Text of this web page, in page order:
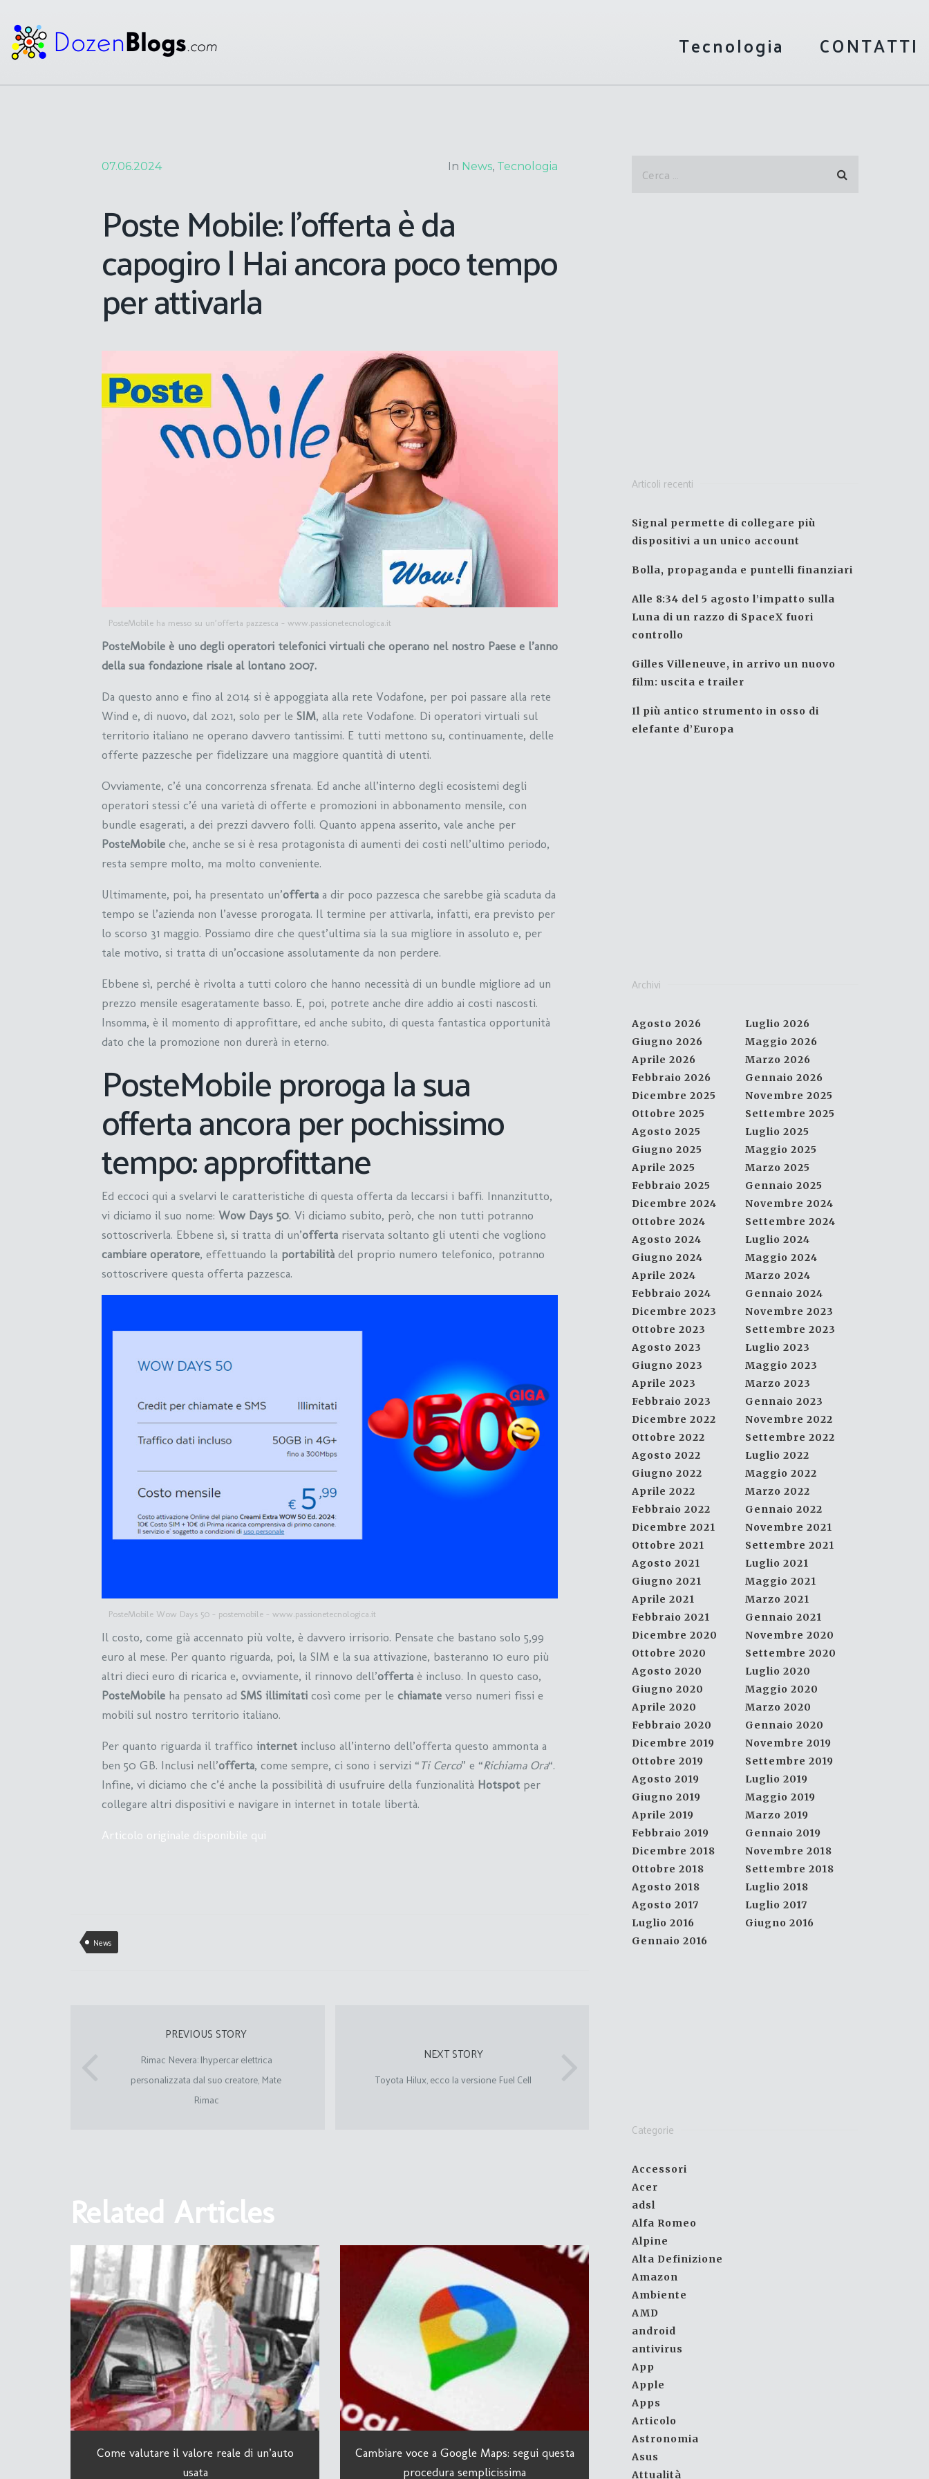
Tecnologia CONTATTI
07.06.2024 In News, Tecnologia
Poste Mobile: l’offerta è da
capogiro | Hai ancora poco tempo
per attivarla
PosteMobile ha messo su un’offerta pazzesca – www.passionetecnologica.it
PosteMobile è uno degli operatori telefonici virtuali che operano nel nostro Paese e l’anno
della sua fondazione risale al lontano 2007.
Da questo anno e fino al 2014 si è appoggiata alla rete Vodafone, per poi passare alla rete
Wind e, di nuovo, dal 2021, solo per le SIM, alla rete Vodafone. Di operatori virtuali sul
territorio italiano ne operano davvero tantissimi. E tutti mettono su, continuamente, delle
offerte pazzesche per fidelizzare una maggiore quantità di utenti.
Ovviamente, c’é una concorrenza sfrenata. Ed anche all’interno degli ecosistemi degli
operatori stessi c’é una varietà di offerte e promozioni in abbonamento mensile, con
bundle esagerati, a dei prezzi davvero folli. Quanto appena asserito, vale anche per
PosteMobile che, anche se si è resa protagonista di aumenti dei costi nell’ultimo periodo,
resta sempre molto, ma molto conveniente.
Ultimamente, poi, ha presentato un’offerta a dir poco pazzesca che sarebbe già scaduta da
tempo se l’azienda non l’avesse prorogata. Il termine per attivarla, infatti, era previsto per
lo scorso 31 maggio. Possiamo dire che quest’ultima sia la sua migliore in assoluto e, per
tale motivo, si tratta di un’occasione assolutamente da non perdere.
Ebbene sì, perché è rivolta a tutti coloro che hanno necessità di un bundle migliore ad un
prezzo mensile esageratamente basso. E, poi, potrete anche dire addio ai costi nascosti.
Insomma, è il momento di approfittare, ed anche subito, di questa fantastica opportunità
dato che la promozione non durerà in eterno.
PosteMobile proroga la sua
offerta ancora per pochissimo
tempo: approfittane
Ed eccoci qui a svelarvi le caratteristiche di questa offerta da leccarsi i baffi. Innanzitutto,
vi diciamo il suo nome: Wow Days 50. Vi diciamo subito, però, che non tutti potranno
sottoscriverla. Ebbene sì, si tratta di un’offerta riservata soltanto gli utenti che vogliono
cambiare operatore, effettuando la portabilità del proprio numero telefonico, potranno
sottoscrivere questa offerta pazzesca.
PosteMobile Wow Days 50 – postemobile – www.passionetecnologica.it
Il costo, come già accennato più volte, è davvero irrisorio. Pensate che bastano solo 5,99
euro al mese. Per quanto riguarda, poi, la SIM e la sua attivazione, basteranno 10 euro più
altri dieci euro di ricarica e, ovviamente, il rinnovo dell’offerta è incluso. In questo caso,
PosteMobile ha pensato ad SMS illimitati così come per le chiamate verso numeri fissi e
mobili sul nostro territorio italiano.
Per quanto riguarda il traffico internet incluso all’interno dell’offerta questo ammonta a
ben 50 GB. Inclusi nell’offerta, come sempre, ci sono i servizi “ Ti Cerco” e “Richiama Ora“.
Infine, vi diciamo che c’é anche la possibilità di usufruire della funzionalità Hotspot per
collegare altri dispositivi e navigare in internet in totale libertà.
Articolo originale disponibile qui
News
PREVIOUS STORY
Rimac Nevera: lhypercar elettrica
personalizzata dal suo creatore, Mate
Rimac
NEXT STORY
Toyota Hilux, ecco la versione Fuel Cell
Related Articles
Come valutare il valore reale di un’auto
usata
Cambiare voce a Google Maps: segui questa
procedura semplicissima
Articoli recenti
Signal permette di collegare più
dispositivi a un unico account
Bolla, propaganda e puntelli finanziari
Alle 8:34 del 5 agosto l’impatto sulla
Luna di un razzo di SpaceX fuori
controllo
Gilles Villeneuve, in arrivo un nuovo
film: uscita e trailer
Il più antico strumento in osso di
elefante d’Europa
Archivi
Agosto 2026
Luglio 2026
Giugno 2026
Maggio 2026
Aprile 2026
Marzo 2026
Febbraio 2026
Gennaio 2026
Dicembre 2025
Novembre 2025
Ottobre 2025
Settembre 2025
Agosto 2025
Luglio 2025
Giugno 2025
Maggio 2025
Aprile 2025
Marzo 2025
Febbraio 2025
Gennaio 2025
Dicembre 2024
Novembre 2024
Ottobre 2024
Settembre 2024
Agosto 2024
Luglio 2024
Giugno 2024
Maggio 2024
Aprile 2024
Marzo 2024
Febbraio 2024
Gennaio 2024
Dicembre 2023
Novembre 2023
Ottobre 2023
Settembre 2023
Agosto 2023
Luglio 2023
Giugno 2023
Maggio 2023
Aprile 2023
Marzo 2023
Febbraio 2023
Gennaio 2023
Dicembre 2022
Novembre 2022
Ottobre 2022
Settembre 2022
Agosto 2022
Luglio 2022
Giugno 2022
Maggio 2022
Aprile 2022
Marzo 2022
Febbraio 2022
Gennaio 2022
Dicembre 2021
Novembre 2021
Ottobre 2021
Settembre 2021
Agosto 2021
Luglio 2021
Giugno 2021
Maggio 2021
Aprile 2021
Marzo 2021
Febbraio 2021
Gennaio 2021
Dicembre 2020
Novembre 2020
Ottobre 2020
Settembre 2020
Agosto 2020
Luglio 2020
Giugno 2020
Maggio 2020
Aprile 2020
Marzo 2020
Febbraio 2020
Gennaio 2020
Dicembre 2019
Novembre 2019
Ottobre 2019
Settembre 2019
Agosto 2019
Luglio 2019
Giugno 2019
Maggio 2019
Aprile 2019
Marzo 2019
Febbraio 2019
Gennaio 2019
Dicembre 2018
Novembre 2018
Ottobre 2018
Settembre 2018
Agosto 2018
Luglio 2018
Agosto 2017
Luglio 2017
Luglio 2016
Giugno 2016
Gennaio 2016
Categorie
Accessori
Acer
adsl
Alfa Romeo
Alpine
Alta Definizione
Amazon
Ambiente
AMD
android
antivirus
App
Apple
Apps
Articolo
Astronomia
Asus
Attualità